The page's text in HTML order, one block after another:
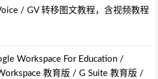
/ GV 转移图文教程，含视频教程
Workspace For Education /
教育版 / G Suite 教育版 /